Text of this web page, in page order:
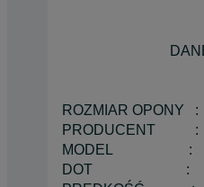
DANE
ROZMIAR
PRODUCENT :
MODEL :
DOT : 2418,